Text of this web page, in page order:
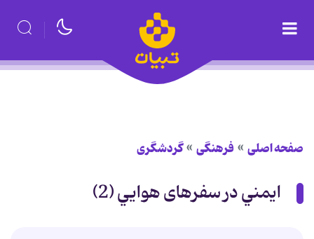
صفحه اصلی فرهنگی گردشگری
ايمني در سفرهای هوايي (2)